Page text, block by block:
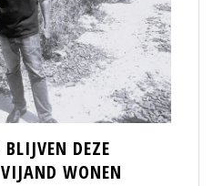
DEZE
WONEN